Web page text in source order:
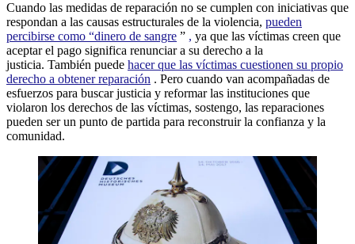
Cuando las medidas de reparación no se cumplen con iniciativas que
respondan a las causas estructurales de la violencia, pueden
percibirse como “dinero de sangre ” , ya que las víctimas creen que
aceptar el pago significa renunciar a su derecho a la
justicia. También puede hacer que las víctimas cuestionen su propio
derecho a obtener reparación . Pero cuando van acompañadas de
esfuerzos para buscar justicia y reformar las instituciones que
violaron los derechos de las víctimas, sostengo, las reparaciones
pueden ser un punto de partida para reconstruir la confianza y la
comunidad.